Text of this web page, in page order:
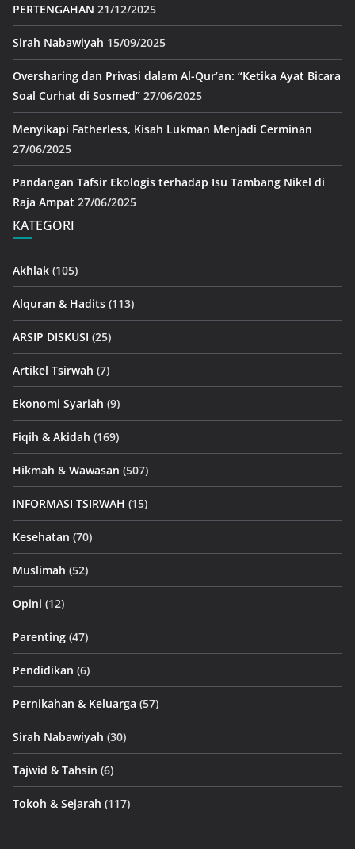
PERTENGAHAN 21/12/2025
Sirah Nabawiyah 15/09/2025
Oversharing dan Privasi dalam Al-Qur’an: “Ketika Ayat Bicara
Soal Curhat di Sosmed” 27/06/2025
Menyikapi Fatherless, Kisah Lukman Menjadi Cerminan
27/06/2025
Pandangan Tafsir Ekologis terhadap Isu Tambang Nikel di
Raja Ampat 27/06/2025
KATEGORI
Akhlak (105)
Alquran & Hadits (113)
ARSIP DISKUSI (25)
Artikel Tsirwah (7)
Ekonomi Syariah (9)
Fiqih & Akidah (169)
Hikmah & Wawasan (507)
INFORMASI TSIRWAH (15)
Kesehatan (70)
Muslimah (52)
Opini (12)
Parenting (47)
Pendidikan (6)
Pernikahan & Keluarga (57)
Sirah Nabawiyah (30)
Tajwid & Tahsin (6)
Tokoh & Sejarah (117)